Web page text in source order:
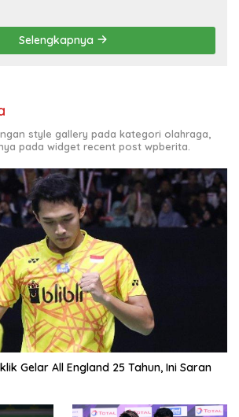
Selengkapnya
style gallery pada kategori olahraga,
pada widget recent post wpberita.
Gelar All England 25 Tahun, Ini Saran